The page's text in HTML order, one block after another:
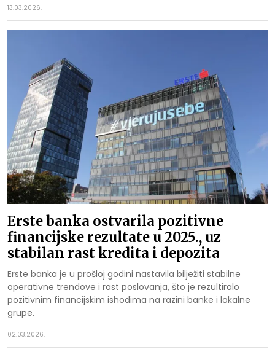
13.03.2026.
Erste banka ostvarila pozitivne
financijske rezultate u 2025., uz
stabilan rast kredita i depozita
Erste banka je u prošloj godini nastavila bilježiti stabilne
operativne trendove i rast poslovanja, što je rezultiralo
pozitivnim financijskim ishodima na razini banke i lokalne
grupe.
02.03.2026.